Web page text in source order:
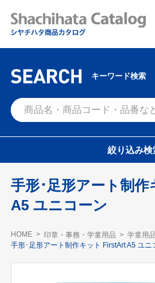
キーワード検索
絞り込み検
手形･足形アート制
A5 ユニコーン
HOME 印章・事務・学童用品
学童用
手形･足形アート制作キット FirstArt A5 ユニ